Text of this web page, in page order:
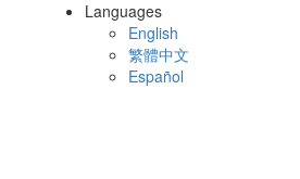
Languages
English
繁體中文
Español